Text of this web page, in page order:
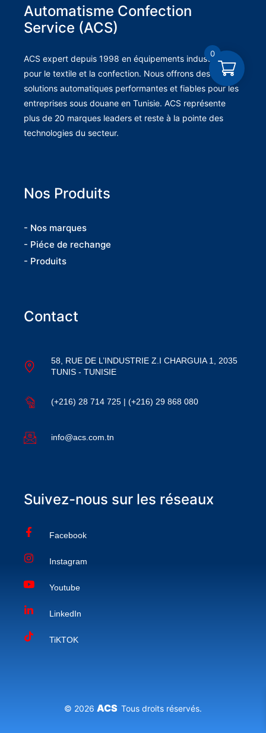
Automatisme Confection
Service (ACS)
ACS expert depuis 1998 en équipements industriels
pour le textile et la confection. Nous offrons des
solutions automatiques performantes et fiables pour les
entreprises sous douane en Tunisie. ACS représente
plus de 20 marques leaders et reste à la pointe des
technologies du secteur.
Nos Produits
- Nos marques
- Piéce de rechange
- Produits
Contact
58, RUE DE L’INDUSTRIE Z.I CHARGUIA 1, 2035
TUNIS - TUNISIE
(+216) 28 714 725 | (+216) 29 868 080
info@acs.com.tn
Suivez-nous sur les réseaux
Facebook
Instagram
Youtube
LinkedIn
TiKTOK
© 2026 ACS Tous droits réservés.
0